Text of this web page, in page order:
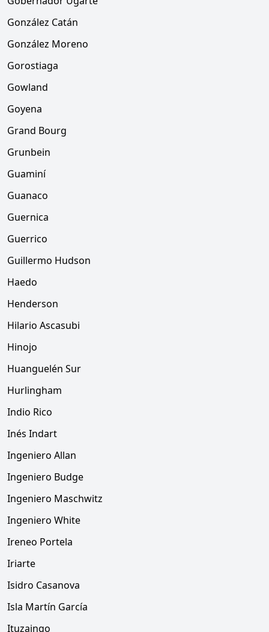
González Catán
González Moreno
Gorostiaga
Gowland
Goyena
Grand Bourg
Grunbein
Guaminí
Guanaco
Guernica
Guerrico
Guillermo Hudson
Haedo
Henderson
Hilario Ascasubi
Hinojo
Huanguelén Sur
Hurlingham
Indio Rico
Inés Indart
Ingeniero Allan
Ingeniero Budge
Ingeniero Maschwitz
Ingeniero White
Ireneo Portela
Iriarte
Isidro Casanova
Isla Martín García
Ituzaingo